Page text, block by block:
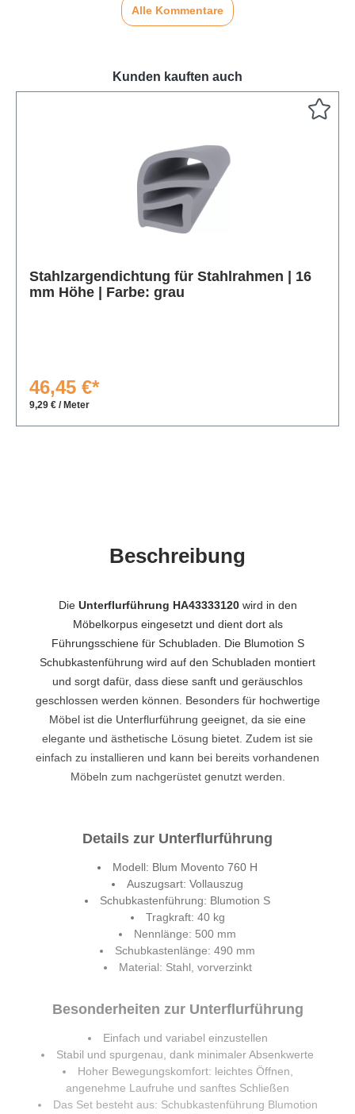
Alle Kommentare
Kunden kauften auch
Stahlzargendichtung für Stahlrahmen | 16
mm Höhe | Farbe: grau
46,45 €*
9,29 € / Meter
Beschreibung
Die Unterflurführung HA43333120wird in den
Möbelkorpus eingesetzt und dient dort als
Führungsschiene für Schubladen. Die Blumotion S
Schubkastenführung wird auf den Schubladen montiert
und sorgt dafür, dass diese sanft und geräuschlos
geschlossen werden können. Besonders für hochwertige
Möbel ist die Unterflurführung geeignet, da sie eine
elegante und ästhetische Lösung bietet. Zudem ist sie
einfach zu installieren und kann bei bereits vorhandenen
Möbeln zum nachgerüstet genutzt werden.
Details zur Unterflurführung
Modell: Blum Movento 760 H
Auszugsart: Vollauszug
Schubkastenführung: Blumotion S
Tragkraft: 40 kg
Nennlänge: 500 mm
Schubkastenlänge: 490 mm
Material: Stahl, vorverzinkt
Besonderheiten zur Unterflurführung
Einfach und variabel einzustellen
Stabil und spurgenau, dank minimaler Absenkwerte
Hoher Bewegungskomfort: leichtes Öffnen,
angenehme Laufruhe und sanftes Schließen
Das Set besteht aus: Schubkastenführung Blumotion